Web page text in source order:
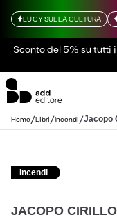
LUCY SULLA CULTURA
Sconto del 5% su tutti
Home/Libri/Incendi/Jacopo
Incendi
JACOPO CIRILLO